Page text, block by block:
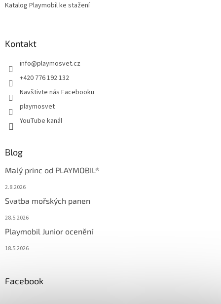
Katalog Playmobil ke stažení
Kontakt
info@playmosvet.cz
+420 776 192 132
Navštivte nás Facebooku
playmosvet
YouTube kanál
Blog
Malý princ od PLAYMOBIL®
2.8.2026
Svatba mořských panen
28.5.2026
Playmobil Junior ocenění
18.5.2026
Facebook